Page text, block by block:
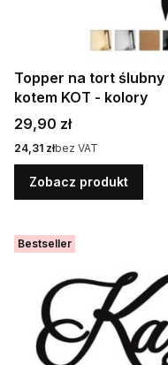
Topper na tort ślubny
kotem KOT - kolory
Cena
29,90 zł
Cena
24,31 złbez VAT
Zobacz produkt
Bestseller